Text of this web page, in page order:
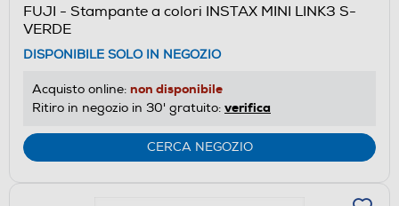
FUJI - Stampante a colori INSTAX MINI LINK3 S-
VERDE
DISPONIBILE SOLO IN NEGOZIO
Acquisto online: non disponibile
Ritiro in negozio in 30' gratuito: verifica
CERCA NEGOZIO